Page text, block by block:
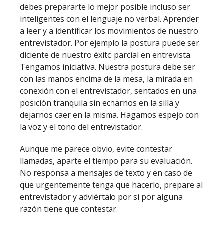
debes prepararte lo mejor posible incluso ser
inteligentes con el lenguaje no verbal. Aprender
a leer y a identificar los movimientos de nuestro
entrevistador. Por ejemplo la postura puede ser
diciente de nuestro éxito parcial en entrevista.
Tengamos iniciativa. Nuestra postura debe ser
con las manos encima de la mesa, la mirada en
conexión con el entrevistador, sentados en una
posición tranquila sin echarnos en la silla y
dejarnos caer en la misma. Hagamos espejo con
la voz y el tono del entrevistador.
Aunque me parece obvio, evite contestar
llamadas, aparte el tiempo para su evaluación.
No responsa a mensajes de texto y en caso de
que urgentemente tenga que hacerlo, prepare al
entrevistador y adviértalo por si por alguna
razón tiene que contestar.